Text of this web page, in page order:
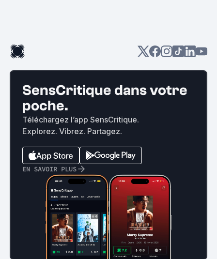
SensCritique dans votre
poche.
Téléchargez l’app SensCritique.
Explorez. Vibrez. Partagez.
EN SAVOIR PLUS